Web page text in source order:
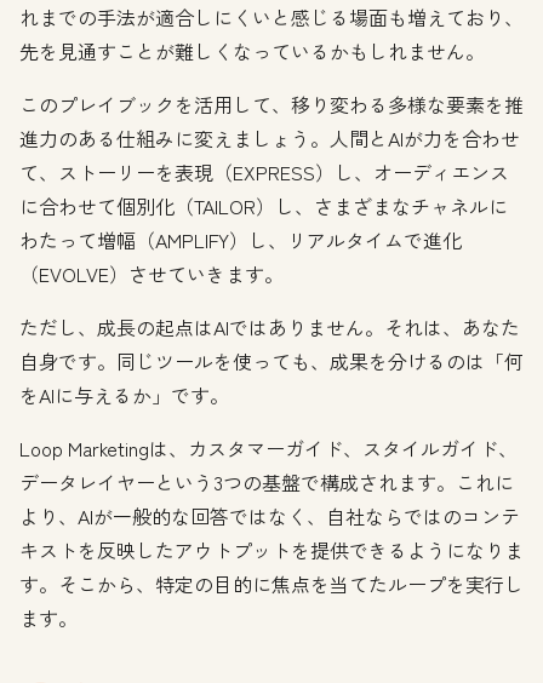
れまでの手法が適合しにくいと感じる場面も増えており、
先を見通すことが難しくなっているかもしれません。
このプレイブックを活用して、移り変わる多様な要素を推
進力のある仕組みに変えましょう。人間とAIが力を合わせ
て、ストーリーを表現（EXPRESS）し、オーディエンス
に合わせて個別化（TAILOR）し、さまざまなチャネルに
わたって増幅（AMPLIFY）し、リアルタイムで進化
（EVOLVE）させていきます。
ただし、成長の起点はAIではありません。それは、あなた
自身です。同じツールを使っても、成果を分けるのは「何
をAIに与えるか」です。
Loop Marketingは、カスタマーガイド、スタイルガイド、
データレイヤーという3つの基盤で構成されます。これに
より、AIが一般的な回答ではなく、自社ならではのコンテ
キストを反映したアウトプットを提供できるようになりま
す。そこから、特定の目的に焦点を当てたループを実行し
ます。